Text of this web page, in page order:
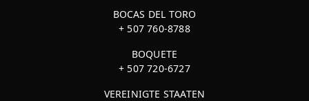
BOCAS DEL TORO
+ 507 760-8788
BOQUETE
+ 507 720-6727
VEREINIGTE STAATEN